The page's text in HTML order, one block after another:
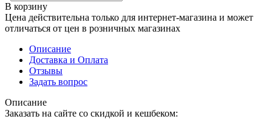
В корзину
Цена действительна только для интернет-магазина и может
отличаться от цен в розничных магазинах
Описание
Доставка и Оплата
Отзывы
Задать вопрос
Описание
Заказать на сайте со скидкой и кешбеком: